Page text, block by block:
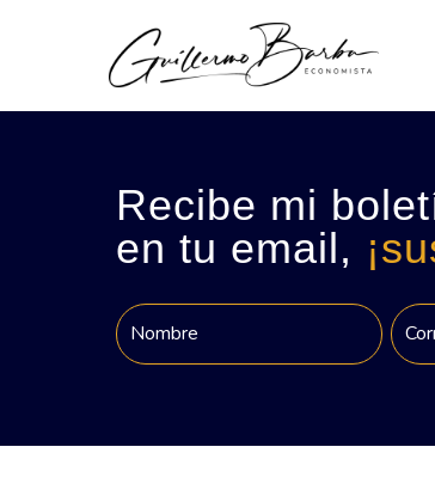
Recibe mi
en tu email,